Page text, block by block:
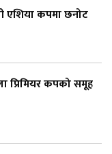
एशिया कपमा छनोट
प्रिमियर कपको समूह